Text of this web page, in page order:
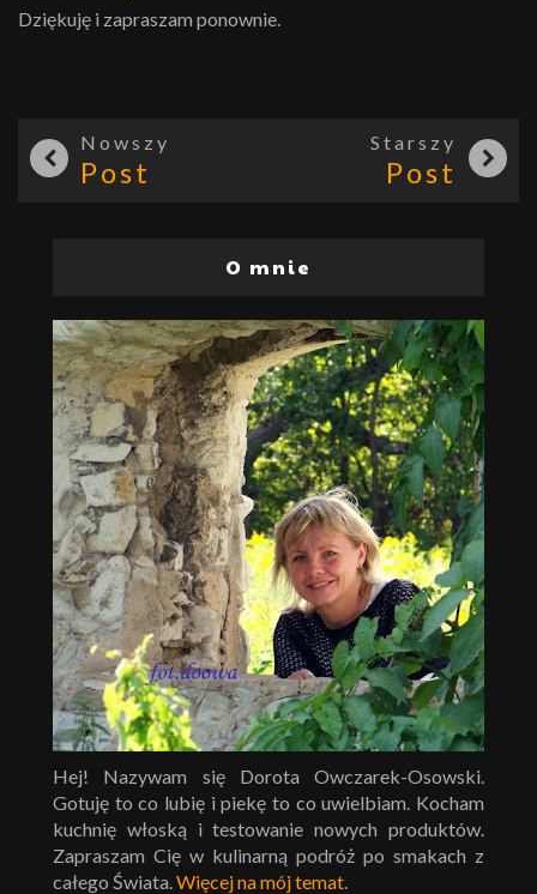
Dziękuję i zapraszam ponownie.
Nowszy
Post
Starszy
Post
O mnie
Hej! Nazywam się Dorota Owczarek-Osowski.
Gotuję to co lubię i piekę to co uwielbiam. Kocham
kuchnię włoską i testowanie nowych produktów.
Zapraszam Cię w kulinarną podróż po smakach z
całego Świata. Więcej na mój temat